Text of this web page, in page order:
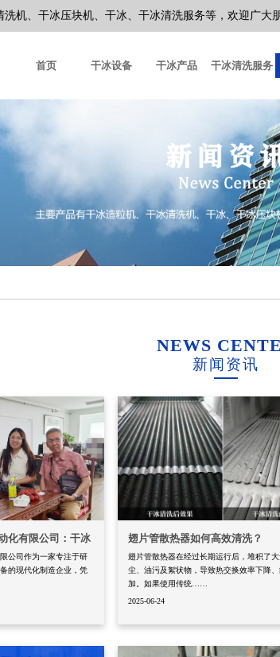
机、干冰压块机、干冰、干冰清洗服务等，欢迎广大
首页 干冰设备 干冰产品 干冰清洗服务
NEWS
新闻资讯
化有限公司：干冰
公司作为一家专注于研
的现代化制造企业，凭
翅片管散热器如何高效清洗？
翅片管散热器在经过长期运行后，堆积了
尘、油污及絮状物，导致热交换效率下降
加。如果使用传统……
2025-06-24